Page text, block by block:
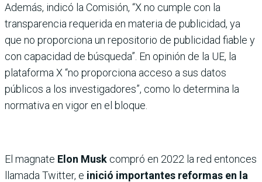
Además, indicó la Comisión, “X no cumple con la
transparencia requerida en materia de publicidad, ya
que no proporciona un repositorio de publicidad fiable y
con capacidad de búsqueda”. En opinión de la UE, la
plataforma X “no proporciona acceso a sus datos
públicos a los investigadores”, como lo determina la
normativa en vigor en el bloque.
El magnate Elon Musk compró en 2022 la red entonces
llamada Twitter, e inició importantes reformas en la